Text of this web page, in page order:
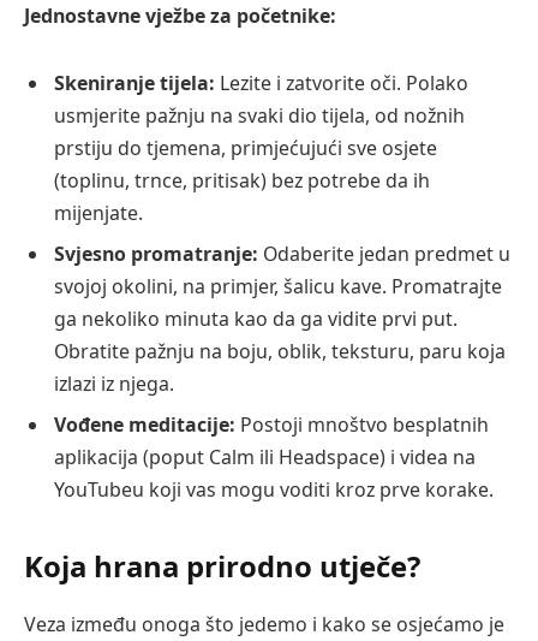
Jednostavne vježbe za početnike:
Skeniranje tijela: Lezite i zatvorite oči. Polako
usmjerite pažnju na svaki dio tijela, od nožnih
prstiju do tjemena, primjećujući sve osjete
(toplinu, trnce, pritisak) bez potrebe da ih
mijenjate.
Svjesno promatranje: Odaberite jedan predmet u
svojoj okolini, na primjer, šalicu kave. Promatrajte
ga nekoliko minuta kao da ga vidite prvi put.
Obratite pažnju na boju, oblik, teksturu, paru koja
izlazi iz njega.
Vođene meditacije: Postoji mnoštvo besplatnih
aplikacija (poput Calm ili Headspace) i videa na
YouTubeu koji vas mogu voditi kroz prve korake.
Koja hrana prirodno utječe?
Veza između onoga što jedemo i kako se osjećamo je